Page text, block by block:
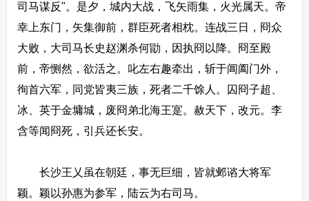
司马谋反"。是夕，城内大战，飞矢雨集，火光属天。帝
幸上东门，矢集御前，群臣死者相枕。连战三日，冏众
大败，大司马长史赵渊杀何勖，因执冏以降。冏至殿
前，帝恻然，欲活之。叱左右趣牵出，斩于阊阖门外，
徇首六军，同党皆夷三族，死者二千馀人。囚冏子超、
冰、英于金墉城，废冏弟北海王寔。赦天下，改元。李
含等闻冏死，引兵还长安。
长沙王乂虽在朝廷，事无巨细，皆就邺谘大将军
颖。颖以孙惠为参军，陆云为右司马。